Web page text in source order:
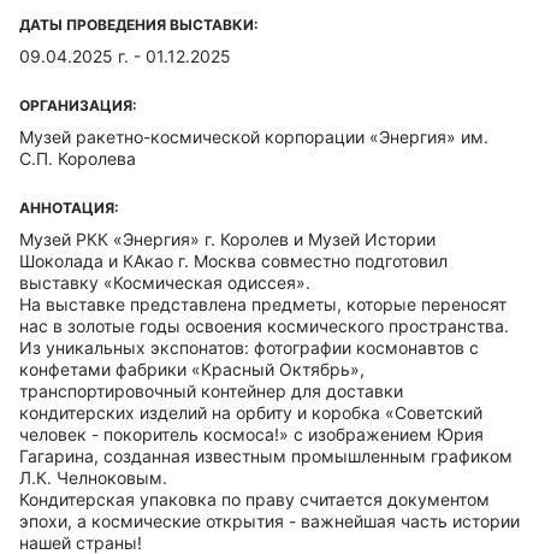
ДАТЫ ПРОВЕДЕНИЯ ВЫСТАВКИ:
09.04.2025 г. - 01.12.2025
ОРГАНИЗАЦИЯ:
Музей ракетно-космической корпорации «Энергия» им.
С.П. Королева
АННОТАЦИЯ:
Музей РКК «Энергия» г. Королев и Музей Истории
Шоколада и КАкао г. Москва совместно подготовил
выставку «Космическая одиссея».
На выставке представлена предметы, которые переносят
нас в золотые годы освоения космического пространства.
Из уникальных экспонатов: фотографии космонавтов с
конфетами фабрики «Красный Октябрь»,
транспортировочный контейнер для доставки
кондитерских изделий на орбиту и коробка «Советский
человек - покоритель космоса!» с изображением Юрия
Гагарина, созданная известным промышленным графиком
Л.К. Челноковым.
Кондитерская упаковка по праву считается документом
эпохи, а космические открытия - важнейшая часть истории
нашей страны!